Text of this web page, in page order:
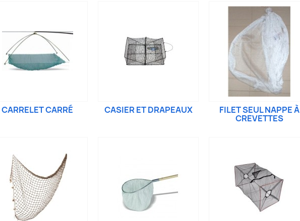
CARRELET CARRÉ CASIER ET DRAPEAUX FILET SEUL NAPPE À
CREVETTES